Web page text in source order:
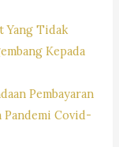
Yang Tidak
Kepada
Pembayaran
Covid-